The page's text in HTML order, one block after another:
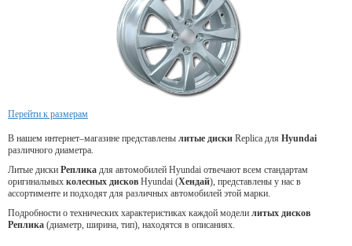
Перейти к размерам
В нашем интернет–магазине представлены литые диски Replica для Hyundai
различного диаметра.
Литые диски Реплика для автомобилей Hyundai отвечают всем стандартам
оригинальных колесных дисков Hyundai (Хендай), представлены у нас в
ассортименте и подходят для различных автомобилей этой марки.
Подробности о технических характеристиках каждой модели литых дисков
Реплика (диаметр, ширина, тип), находятся в описаниях.